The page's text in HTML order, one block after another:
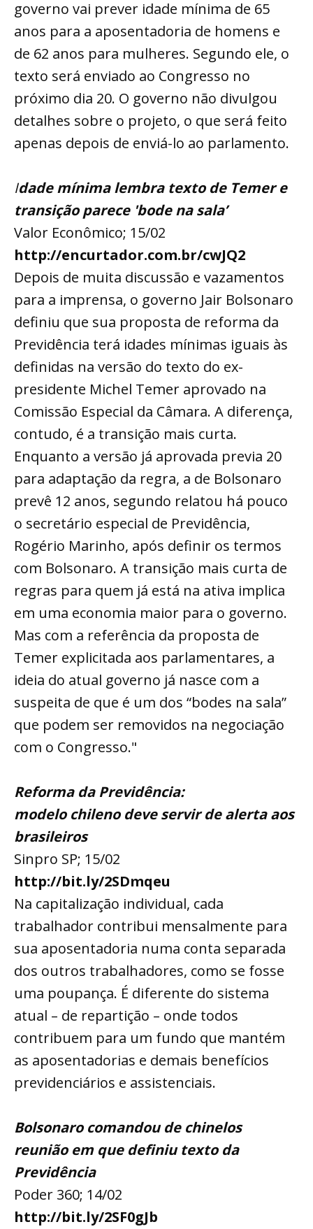
governo vai prever idade mínima de 65
anos para a aposentadoria de homens e
de 62 anos para mulheres. Segundo ele, o
texto será enviado ao Congresso no
próximo dia 20. O governo não divulgou
detalhes sobre o projeto, o que será feito
apenas depois de enviá-lo ao parlamento.
Idade mínima lembra texto de Temer e
transição parece 'bode na sala’
Valor Econômico; 15/02
http://encurtador.com.br/cwJQ2
Depois de muita discussão e vazamentos
para a imprensa, o governo Jair Bolsonaro
definiu que sua proposta de reforma da
Previdência terá idades mínimas iguais às
definidas na versão do texto do ex-
presidente Michel Temer aprovado na
Comissão Especial da Câmara. A diferença,
contudo, é a transição mais curta.
Enquanto a versão já aprovada previa 20
para adaptação da regra, a de Bolsonaro
prevê 12 anos, segundo relatou há pouco
o secretário especial de Previdência,
Rogério Marinho, após definir os termos
com Bolsonaro. A transição mais curta de
regras para quem já está na ativa implica
em uma economia maior para o governo.
Mas com a referência da proposta de
Temer explicitada aos parlamentares, a
ideia do atual governo já nasce com a
suspeita de que é um dos “bodes na sala”
que podem ser removidos na negociação
com o Congresso."
Reforma da Previdência:
modelo chileno deve servir de alerta aos
brasileiros
Sinpro SP; 15/02
http://bit.ly/2SDmqeu
Na capitalização individual, cada
trabalhador contribui mensalmente para
sua aposentadoria numa conta separada
dos outros trabalhadores, como se fosse
uma poupança. É diferente do sistema
atual – de repartição – onde todos
contribuem para um fundo que mantém
as aposentadorias e demais benefícios
previdenciários e assistenciais.
Bolsonaro comandou de chinelos
reunião em que definiu texto da
Previdência
Poder 360; 14/02
http://bit.ly/2SF0gJb